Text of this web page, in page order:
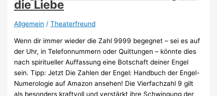
die Liebe
Allgemein /Theaterfreund
Wenn dir immer wieder die Zahl 9999 begegnet – sei es auf
der Uhr, in Telefonnummern oder Quittungen – könnte dies
nach spiritueller Auffassung eine Botschaft deiner Engel
sein. Tipp: Jetzt Die Zahlen der Engel: Handbuch der Engel-
Numerologie auf Amazon ansehen! Die Vierfachzahl 9 gilt
als besonders kraftvoll und verstärkt ihre Schwingung der